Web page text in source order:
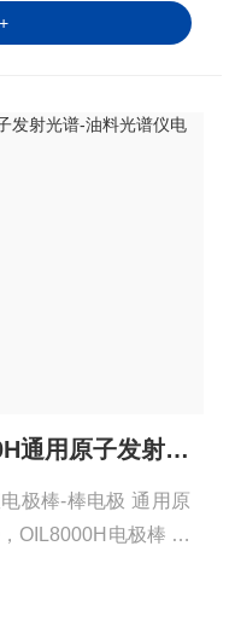
货号：PO100，OIL8000H通用原子发射光谱-油料光谱仪电极棒-棒电极
-棒电极 通用原
电极棒 通
原子发射光谱-油料